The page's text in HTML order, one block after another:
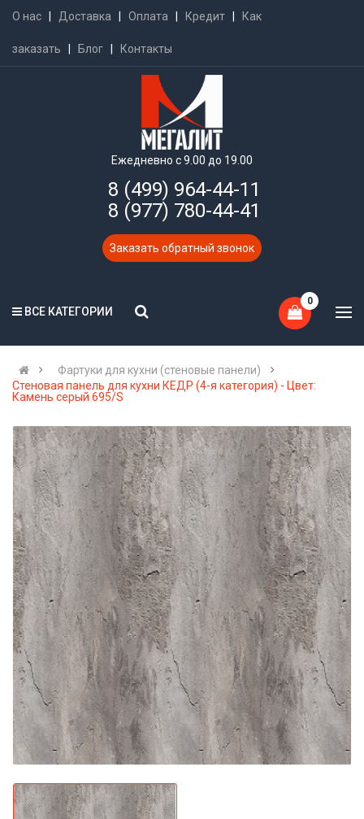
О нас Доставка Оплата Кредит Как
заказать Блог Контакты
Ежедневно с 9.00 до 19.00
8 (499) 964-44-11
8 (977) 780-44-41
Заказать обратный звонок
ВСЕ КАТЕГОРИИ
0
Фартуки для кухни (стеновые панели)
Стеновая панель для кухни КЕДР (4-я категория) - Цвет:
Камень серый 695/S